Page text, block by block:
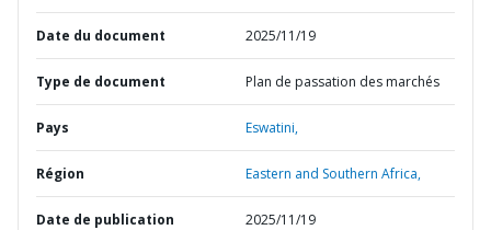
Date du document 2025/11/19
Type de document Plan de passation des marchés
Pays Eswatini,
Région Eastern and Southern Africa,
Date de publication 2025/11/19